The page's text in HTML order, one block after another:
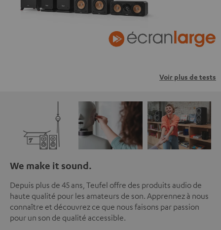
Voir plus de tests
We make it sound.
Depuis plus de 45 ans, Teufel offre des produits audio de
haute qualité pour les amateurs de son. Apprennez à nous
connaître et découvrez ce que nous faisons par passion
pour un son de qualité accessible.